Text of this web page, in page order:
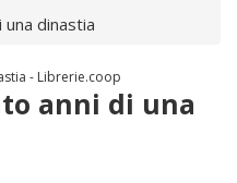
una dinastia
anni di una